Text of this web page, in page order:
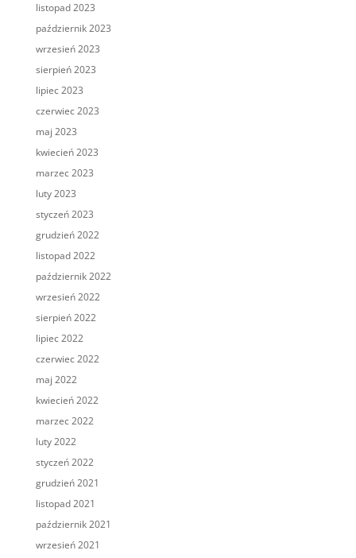
listopad 2023
październik 2023
wrzesień 2023
sierpień 2023
lipiec 2023
czerwiec 2023
maj 2023
kwiecień 2023
marzec 2023
luty 2023
styczeń 2023
grudzień 2022
listopad 2022
październik 2022
wrzesień 2022
sierpień 2022
lipiec 2022
czerwiec 2022
maj 2022
kwiecień 2022
marzec 2022
luty 2022
styczeń 2022
grudzień 2021
listopad 2021
październik 2021
wrzesień 2021